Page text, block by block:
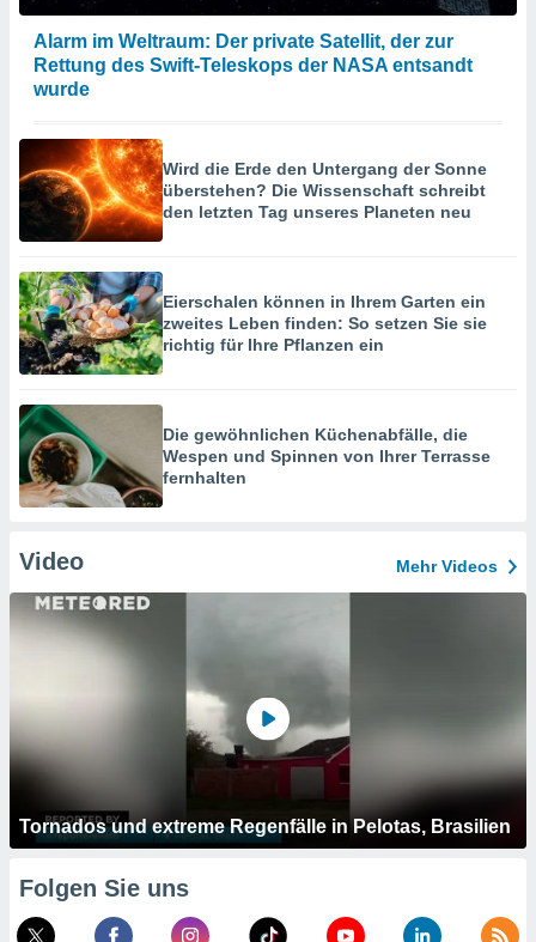
Alarm im Weltraum: Der private Satellit, der zur
Rettung des Swift-Teleskops der NASA entsandt
wurde
Wird die Erde den Untergang der Sonne
überstehen? Die Wissenschaft schreibt
den letzten Tag unseres Planeten neu
Eierschalen können in Ihrem Garten ein
zweites Leben finden: So setzen Sie sie
richtig für Ihre Pflanzen ein
Die gewöhnlichen Küchenabfälle, die
Wespen und Spinnen von Ihrer Terrasse
fernhalten
Video Mehr Videos
Tornados und extreme Regenfälle in Pelotas, Brasilien
Folgen Sie uns